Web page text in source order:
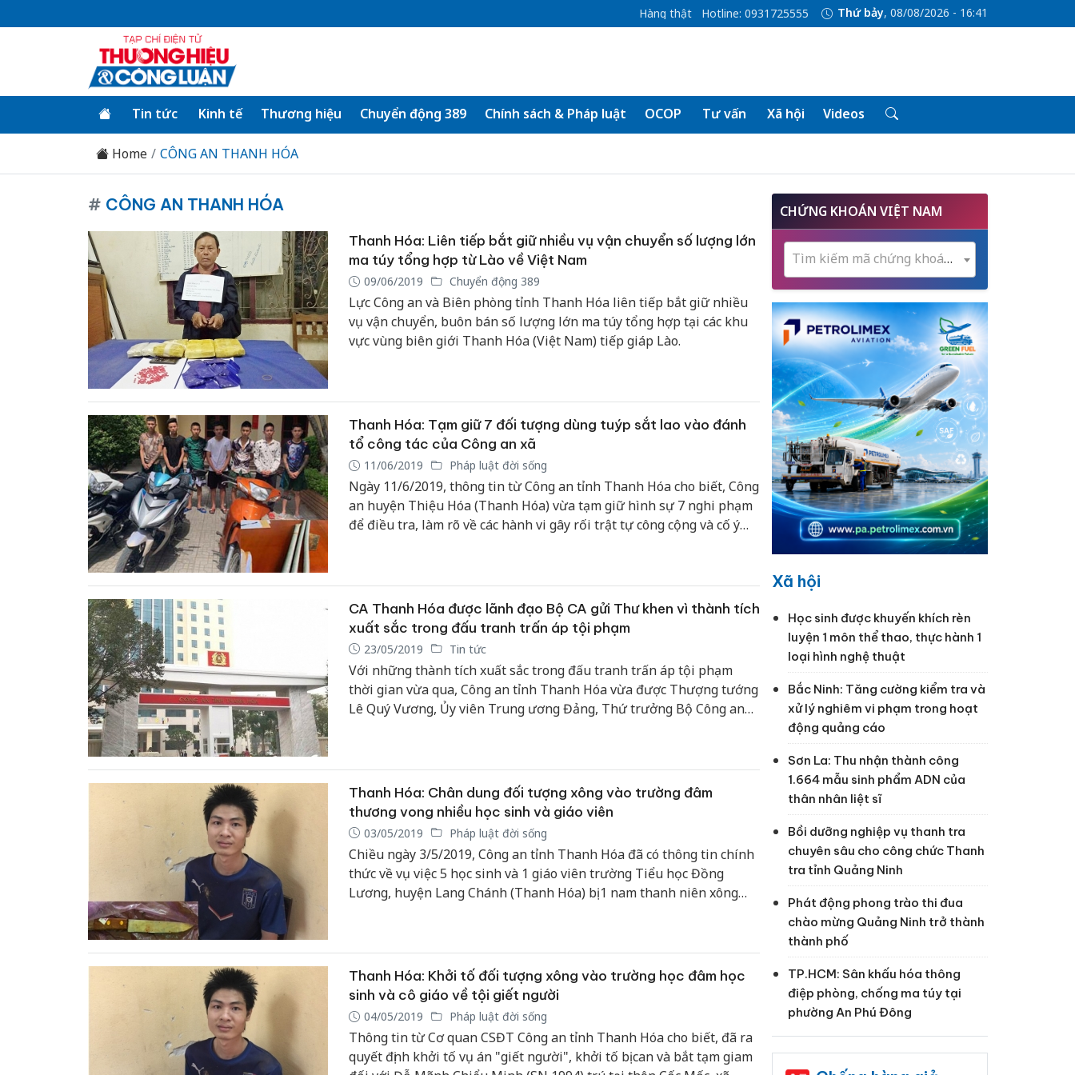
Hàng thật Hotline: 0931725555 Thứ bảy, 08/08/2026 - 16:41
Tin tức Kinh tế Thương hiệu Chuyển động 389 Chính sách & Pháp luật OCOP Tư vấn Xã hội Videos
Home CÔNG AN THANH HÓA
# CÔNG AN THANH HÓA
Thanh Hóa: Liên tiếp bắt giữ nhiều vụ vận chuyển số lượng lớn
ma túy tổng hợp từ Lào về Việt Nam
09/06/2019 Chuyển động 389
Lực Công an và Biên phòng tỉnh Thanh Hóa liên tiếp bắt giữ nhiều
vụ vận chuyển, buôn bán số lượng lớn ma túy tổng hợp tại các khu
vực vùng biên giới Thanh Hóa (Việt Nam) tiếp giáp Lào.
Thanh Hóa: Tạm giữ 7 đối tượng dùng tuýp sắt lao vào đánh
tổ công tác của Công an xã
11/06/2019 Pháp luật đời sống
Ngày 11/6/2019, thông tin từ Công an tỉnh Thanh Hóa cho biết, Công
an huyện Thiệu Hóa (Thanh Hóa) vừa tạm giữ hình sự 7 nghi phạm
để điều tra, làm rõ về các hành vi gây rối trật tự công cộng và cố ý
CA Thanh Hóa được lãnh đạo Bộ CA gửi Thư khen vì thành tích
xuất sắc trong đấu tranh trấn áp tội phạm
23/05/2019 Tin tức
Với những thành tích xuất sắc trong đấu tranh trấn áp tội phạm
thời gian vừa qua, Công an tỉnh Thanh Hóa vừa được Thượng tướng
Lê Quý Vương, Ủy viên Trung ương Đảng, Thứ trưởng Bộ Công an
Thanh Hóa: Chân dung đối tượng xông vào trường đâm
thương vong nhiều học sinh và giáo viên
03/05/2019 Pháp luật đời sống
Chiều ngày 3/5/2019, Công an tỉnh Thanh Hóa đã có thông tin chính
thức về vụ việc 5 học sinh và 1 giáo viên trường Tiểu học Đồng
Lương, huyện Lang Chánh (Thanh Hóa) bị 1 nam thanh niên xông
Thanh Hóa: Khởi tố đối tượng xông vào trường học đâm học
sinh và cô giáo về tội giết người
04/05/2019 Pháp luật đời sống
Thông tin từ Cơ quan CSĐT Công an tỉnh Thanh Hóa cho biết, đã ra
quyết định khởi tố vụ án "giết người", khởi tố bị can và bắt tạm giam
CHỨNG KHOÁN VIỆT NAM
Tìm kiếm mã chứng khoán...
Xã hội
Học sinh được khuyến khích rèn
luyện 1 môn thể thao, thực hành 1
loại hình nghệ thuật
Bắc Ninh: Tăng cường kiểm tra và
xử lý nghiêm vi phạm trong hoạt
động quảng cáo
Sơn La: Thu nhận thành công
1.664 mẫu sinh phẩm ADN của
thân nhân liệt sĩ
Bồi dưỡng nghiệp vụ thanh tra
chuyên sâu cho công chức Thanh
tra tỉnh Quảng Ninh
Phát động phong trào thi đua
chào mừng Quảng Ninh trở thành
thành phố
TP.HCM: Sân khấu hóa thông
điệp phòng, chống ma túy tại
phường An Phú Đông